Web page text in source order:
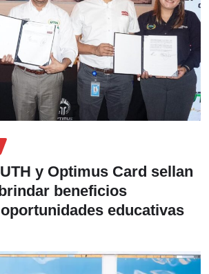
y Optimus Card sellan
beneficios
educativas